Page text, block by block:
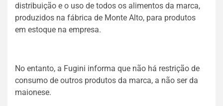
distribuição e o uso de todos os alimentos da marca,
produzidos na fábrica de Monte Alto, para produtos
em estoque na empresa.
No entanto, a Fugini informa que não há restrição de
consumo de outros produtos da marca, a não ser da
maionese.